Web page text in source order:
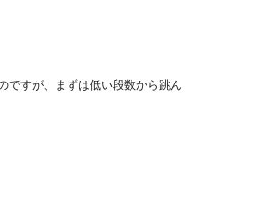
ですが、まずは低い段数から跳ん